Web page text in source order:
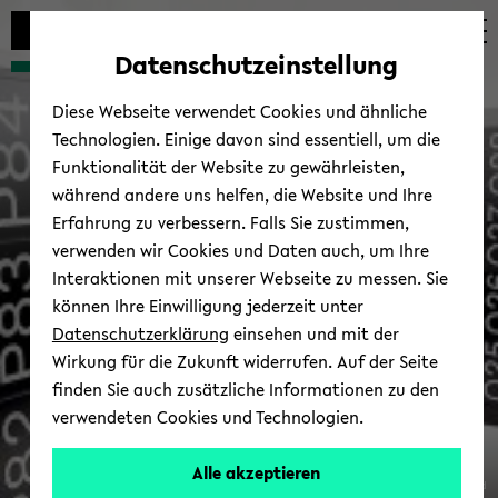
Automatische
vermeiden
zum
wechseln
zum
wechseln
zum
wechseln
© Uni­ver­si­täts­bi­blio­thek Bie­le­feld
Datenschutzeinstellung
Diese Webseite verwendet Cookies und ähnliche
Technologien. Einige davon sind essentiell, um die
Funktionalität der Website zu gewährleisten,
während andere uns helfen, die Website und Ihre
Erfahrung zu verbessern. Falls Sie zustimmen,
verwenden wir Cookies und Daten auch, um Ihre
Interaktionen mit unserer Webseite zu messen. Sie
können Ihre Einwilligung jederzeit unter
Datenschutzerklärung einsehen und mit der
Wirkung für die Zukunft widerrufen. Auf der Seite
finden Sie auch zusätzliche Informationen zu den
verwendeten Cookies und Technologien.
Alle akzeptieren